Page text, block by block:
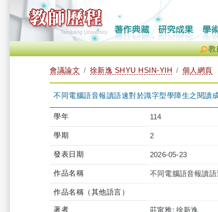
教
會議論文 徐新逸 SHYU HSIN-YIH 個人網頁
不同電腦語音報讀語速對於識字型學障生之閱讀
學年 114
學期 2
發表日期 2026-05-23
作品名稱 不同電腦語音報讀
作品名稱（其他語言）
著者 莊甯雅; 徐新逸